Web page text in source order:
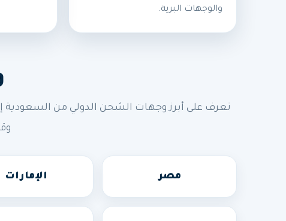
والوجهات البرية.
تعرف على أبرز وجهات الشحن الدولي من السعودية
مصر الإمارات